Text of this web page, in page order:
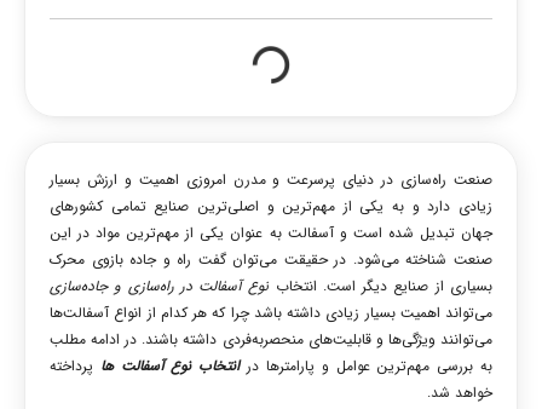
صنعت راه‌سازی در دنیای پرسرعت و مدرن امروزی اهمیت و ارزش بسیار
زیادی دارد و به یکی از مهم‌ترین و اصلی‌ترین صنایع تمامی کشورهای
جهان تبدیل شده است و آسفالت به عنوان یکی از مهم‌ترین مواد در این
صنعت شناخته می‌شود. در حقیقت می‌توان گفت راه و جاده بازوی محرک
بسیاری از صنایع دیگر است. انتخاب نوع آسفالت در راه‌سازی و جاده‌سازی
می‌تواند اهمیت بسیار زیادی داشته باشد چرا که هر کدام از انواع آسفالت‌ها
می‌توانند ویژگی‌ها و قابلیت‌های منحصربه‌فردی داشته باشند. در ادامه مطلب
به بررسی مهم‌ترین عوامل و پارامترها درانتخاب نوع آسفالت‌ ها پرداخته
خواهد شد.